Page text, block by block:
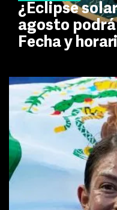
¿Eclipse
agosto podrá
Fecha y